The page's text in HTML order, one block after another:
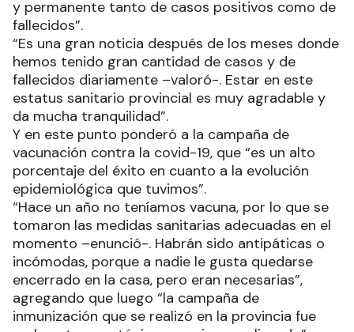
y permanente tanto de casos positivos como de
fallecidos”.
“Es una gran noticia después de los meses donde
hemos tenido gran cantidad de casos y de
fallecidos diariamente –valoró-. Estar en este
estatus sanitario provincial es muy agradable y
da mucha tranquilidad”.
Y en este punto ponderó a la campaña de
vacunación contra la covid-19, que “es un alto
porcentaje del éxito en cuanto a la evolución
epidemiológica que tuvimos”.
“Hace un año no teníamos vacuna, por lo que se
tomaron las medidas sanitarias adecuadas en el
momento –enunció-. Habrán sido antipáticas o
incómodas, porque a nadie le gusta quedarse
encerrado en la casa, pero eran necesarias”,
agregando que luego “la campaña de
inmunización que se realizó en la provincia fue